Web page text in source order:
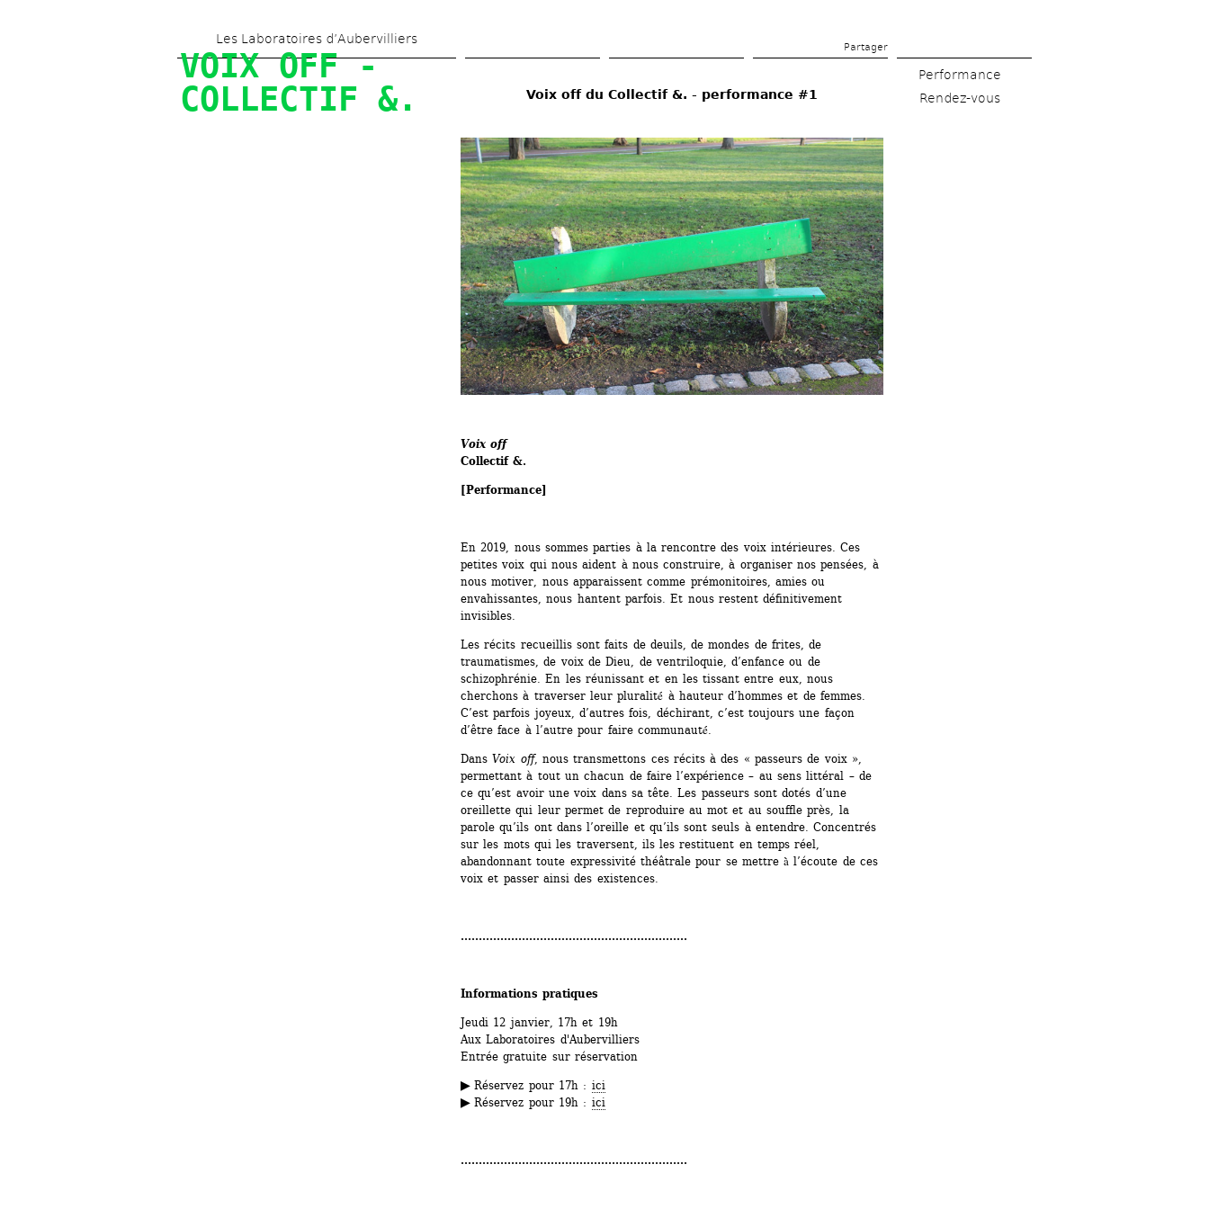
contenu
Les Laboratoires d’Aubervilliers
Partager
VOIX OFF -
COLLECTIF &.
Voix off du Collectif &. - performance #1
Voix off
Collectif &.
[Performance]
En 2019, nous sommes parties à la rencontre des voix intérieures. Ces
petites voix qui nous aident à nous construire, à organiser nos pensées, à
nous motiver, nous apparaissent comme prémonitoires, amies ou
envahissantes, nous hantent parfois. Et nous restent définitivement
invisibles.
Les récits recueillis sont faits de deuils, de mondes de frites, de
traumatismes, de voix de Dieu, de ventriloquie, d’enfance ou de
schizophrénie. En les réunissant et en les tissant entre eux, nous
cherchons à traverser leur pluralité́ à hauteur d’hommes et de femmes.
C’est parfois joyeux, d’autres fois, déchirant, c’est toujours une façon
d’être face à l’autre pour faire communauté́.
Dans Voix off, nous transmettons ces récits à des « passeurs de voix »,
permettant à tout un chacun de faire l’expérience – au sens littéral – de
ce qu’est avoir une voix dans sa tête. Les passeurs sont dotés d’une
oreillette qui leur permet de reproduire au mot et au souffle près, la
parole qu’ils ont dans l’oreille et qu’ils sont seuls à entendre. Concentrés
sur les mots qui les traversent, ils les restituent en temps réel,
abandonnant toute expressivité théâtrale pour se mettre à̀ l’écoute de ces
voix et passer ainsi des existences.
...............................................................
Informations pratiques
Jeudi 12 janvier, 17h et 19h
Aux Laboratoires d'Aubervilliers
Entrée gratuite sur réservation
▶ Réservez pour 17h : ici
▶ Réservez pour 19h : ici
...............................................................
Performance
Rendez-vous